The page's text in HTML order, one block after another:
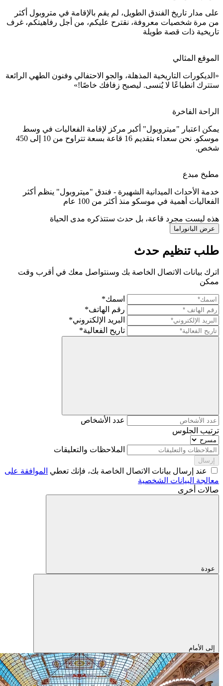
على مدار تاريخ الفندق الطويل، لم يقم بالإقامة في متروبول أكثر
من مرة شخصيات معروفة، نقترح عليكم، من أجل رفاهيتكم، غرف
تاريخية ذات قصة طويلة
الموقع المثالي
«الديكورات التاريخية المذهلة، والجو الاحتفالي وفنون الطهي الرائعة
ستترك انطباعًا لا يُنسى. ليصبح زفافك خاصًا!»
الراحة الفاخرة
يمكن اعتبار "ميتروبول" أكبر مركز لإقامة الفعاليات في وسط
موسكو. نحن سعداء بتقديم 16 قاعة بسعة تتراوح من 10 إلى 450
شخص.
مطبخ مبدع
خدمة الأحداث الميدانية الشهيرة - فندق "ميتروبول" ينظم أكثر
الفعاليات أهمية في موسكو منذ أكثر من 100 عام
هذه ليست مجرد قاعة، بل حدث ستتذكره مدى الحياة
عرض البانوراما
طلب تنظيم حدث
اترك بيانات الاتصال الخاصة بك وسنتواصل معك في أقرب وقت
ممكن
اسمك*
رقم الهاتف*
البريد الإلكتروني*
تاريح الفعالية*
عدد الأشخاص
ترتيب الجلوس
الملاحظات والتعليقات
إرسال
عند إرسال بيانات الاتصال الخاصة بك، فإنك تعطي الموافقة على
معالجة البيانات الشخصية
صالات أخرى
عودة
إلى الأمام